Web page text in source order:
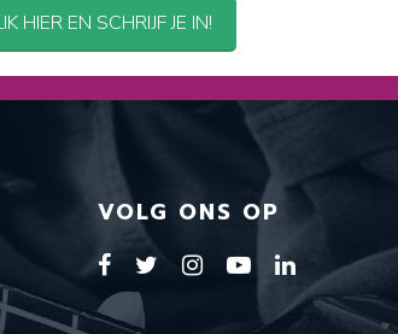
HIER EN SCHRIJF JE IN!
VOLG ONS OP